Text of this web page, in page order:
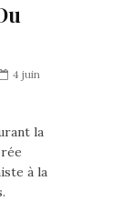
4 juin
la
à la